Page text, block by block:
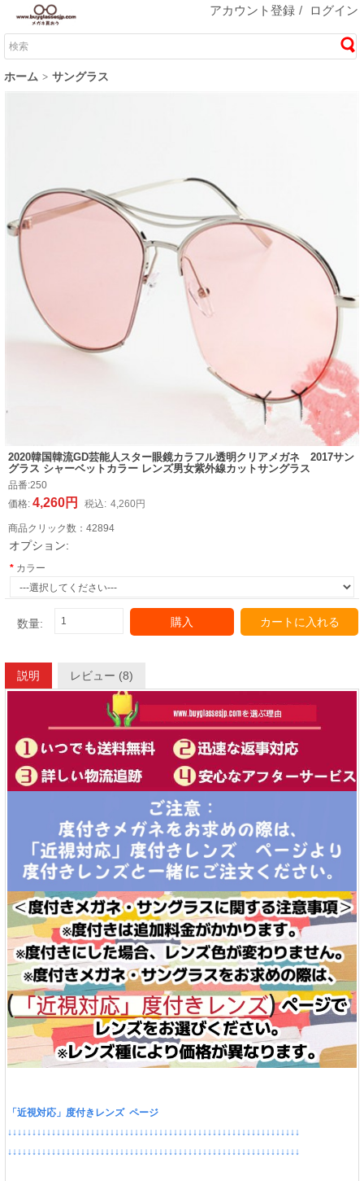
アカウント登録 / ログイン
ホーム サングラス
2020韓国韓流GD芸能人スター眼鏡カラフル透明クリアメガネ 2017サン
グラス シャーベットカラー レンズ男女紫外線カットサングラス
品番:250
価格: 4,260円 税込: 4,260円
商品クリック数： 42894
オプション:
カラー
数量: 購入 カートに入れる
説明 レビュー (8)
「近視対応」度付きレンズ ページ
↓↓↓↓↓↓↓↓↓↓↓↓↓↓↓↓↓↓↓↓↓↓↓↓↓↓↓↓↓↓↓↓↓↓↓↓↓↓↓↓↓↓↓↓↓↓↓↓↓↓↓↓↓↓↓↓↓↓↓↓
↓↓↓↓↓↓↓↓↓↓↓↓↓↓↓↓↓↓↓↓↓↓↓↓↓↓↓↓↓↓↓↓↓↓↓↓↓↓↓↓↓↓↓↓↓↓↓↓↓↓↓↓↓↓↓↓↓↓↓↓